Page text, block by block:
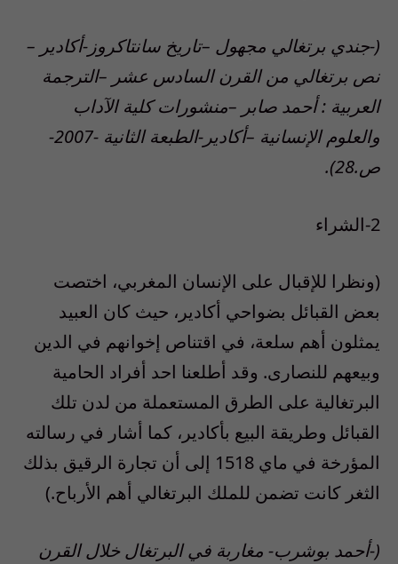
(-جندي برتغالي مجهول –تاريخ سانتاكروز-أكادير –
نص برتغالي من القرن السادس عشر –الترجمة
العربية : أحمد صابر –منشورات كلية الآداب
والعلوم الإنسانية –أكادير-الطبعة الثانية -2007-
ص.28).
2-الشراء
(ونظرا للإقبال على الإنسان المغربي، اختصت
بعض القبائل بضواحي أكادير، حيث كان العبيد
يمثلون أهم سلعة، في اقتناص إخوانهم في الدين
وبيعهم للنصارى. وقد أطلعنا احد أفراد الحامية
البرتغالية على الطرق المستعملة من لدن تلك
القبائل وطريقة البيع بأكادير، كما أشار في رسالته
المؤرخة في ماي 1518 إلى أن تجارة الرقيق بذلك
الثغر كانت تضمن للملك البرتغالي أهم الأرباح.)
(-أحمد بوشرب- مغاربة في البرتغال خلال القرن